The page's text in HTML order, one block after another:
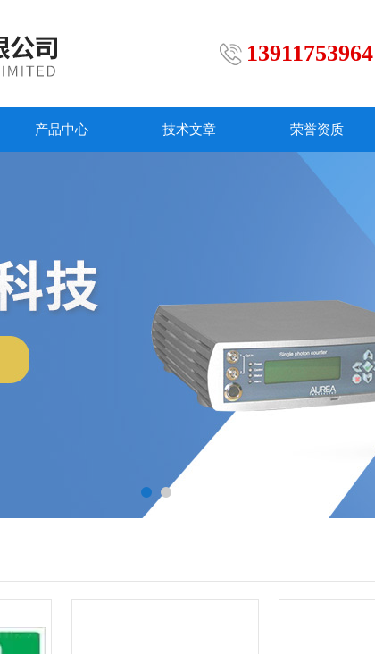
13911753964
产品中心 技术文章 荣誉资质